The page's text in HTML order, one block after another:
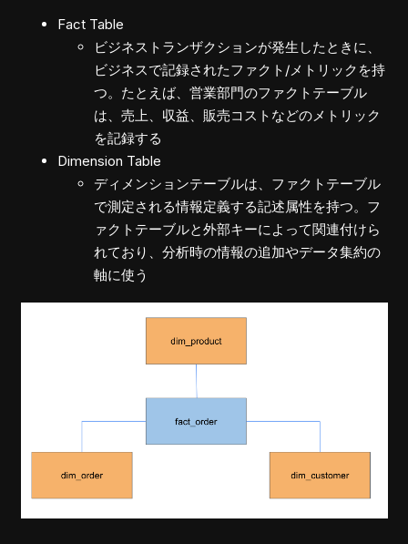
Fact Table
ビジネストランザクションが発生したときに、
ビジネスで記録されたファクト/メトリックを持
つ。たとえば、営業部門のファクトテーブル
は、売上、収益、販売コストなどのメトリック
を記録する
Dimension Table
ディメンションテーブルは、ファクトテーブル
で測定される情報定義する記述属性を持つ。フ
ァクトテーブルと外部キーによって関連付けら
れており、分析時の情報の追加やデータ集約の
軸に使う